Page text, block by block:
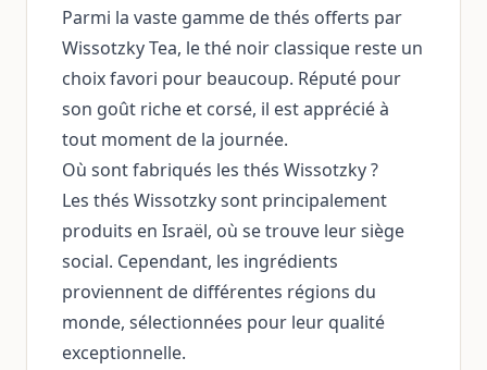
Parmi la vaste gamme de thés offerts par
Wissotzky Tea, le thé noir classique reste un
choix favori pour beaucoup. Réputé pour
son goût riche et corsé, il est apprécié à
tout moment de la journée.
Où sont fabriqués les thés Wissotzky ?
Les thés Wissotzky sont principalement
produits en Israël, où se trouve leur siège
social. Cependant, les ingrédients
proviennent de différentes régions du
monde, sélectionnées pour leur qualité
exceptionnelle.